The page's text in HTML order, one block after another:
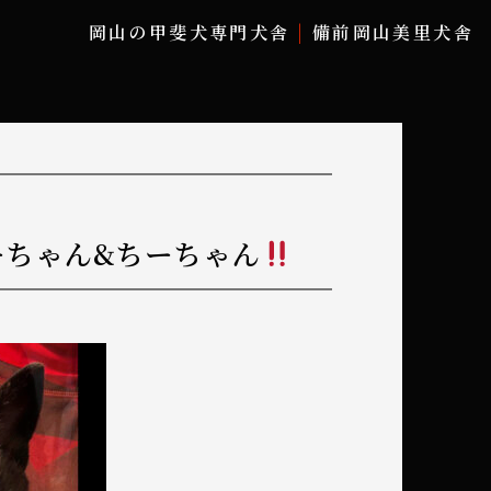
岡山の甲斐犬専門犬舎 備前岡山美里犬舎
ゃん&ちーちゃん